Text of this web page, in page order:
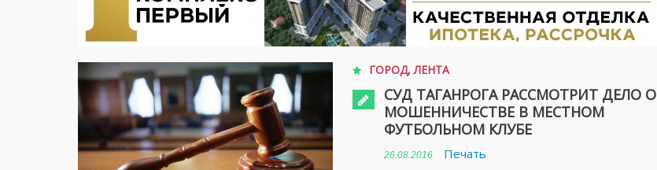
ГОРОД,ЛЕНТА
СУД ТАГАНРОГА РАССМОТРИТ ДЕЛО О
МОШЕННИЧЕСТВЕ В МЕСТНОМ
ФУТБОЛЬНОМ КЛУБЕ
26.08.2016
Печать